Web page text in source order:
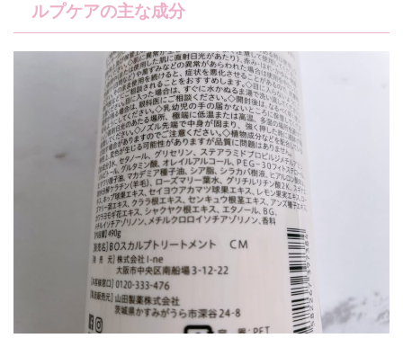
ルプケアの主な成分